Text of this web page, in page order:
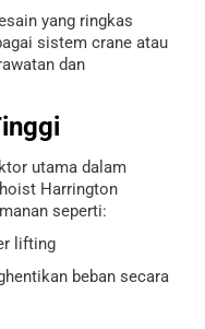
yang ringkas
sistem crane atau
dan
utama dalam
Harrington
seperti:
lifting
beban secara